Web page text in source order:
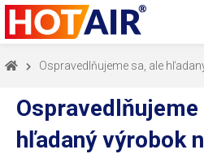
Ospravedlňujeme sa, ale
Ospravedlňujeme
hľadaný výrobok